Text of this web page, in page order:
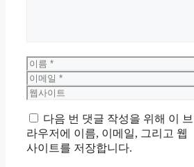
이
름
이
메
웹
이
트
다음 번 댓글 작성을 위해 이 브
라우저에 이름, 이메일, 그리고 웹
사이트를 저장합니다.